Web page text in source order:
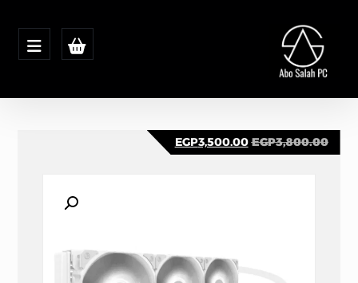
EGP3,800.00
EGP3,500.00